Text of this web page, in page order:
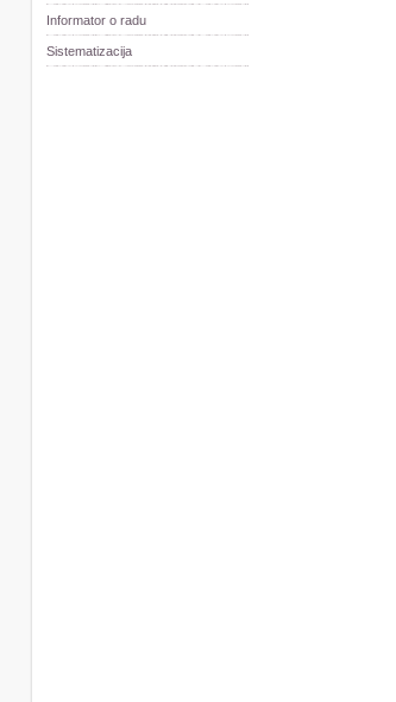
Informator o radu
Sistematizacija